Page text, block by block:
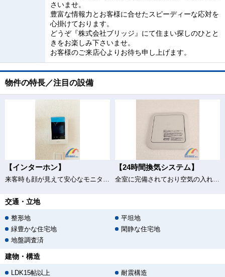
さいませ。
豊富な情報力とお客様に合せたスピーディーな応対を
心掛けております。
どうぞ『株式会社ブリッジ』にて住まい探しのひとと
きをお楽しみ下さいませ。
お客様のご来店心よりお待ち申し上げます。
物件の特長／注目の設備
【インターホン】
来客時も顔が見えて安心なモニター付きインターホン
【24時間換気システム】
全室に完備されており空気の入れ替えもバッチリ♪
交通・立地
整形地
平坦地
緑豊かな住宅地
閑静な住宅地
地盤調査済
建物・構造
LDK15帖以上
耐震構造